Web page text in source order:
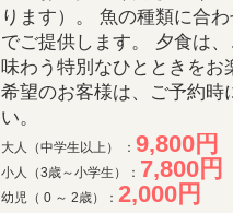
ります）。 魚の種類に合
でご提供します。 夕食は
味わう特別なひとときをお
希望のお客様は、ご予約時
い。
大人（中学生以上） ： 9,800円
小人（3歳～小学生）： 7,800円
幼児（ 0 ～ 2歳）： 2,000円